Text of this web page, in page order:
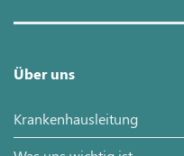
Über uns
Krankenhausleitung